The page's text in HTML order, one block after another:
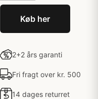
Køb her
2+2 års garanti
Fri fragt over kr. 500
14 dages returret